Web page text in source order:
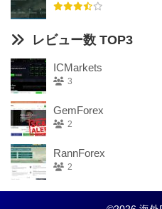
レビュー数 TOP3
ICMarkets
3
GemForex
2
RannForex
2